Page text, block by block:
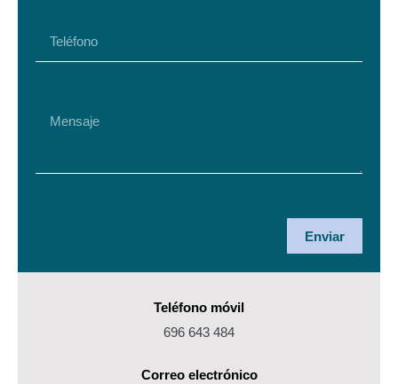
Enviar
Teléfono móvil
696 643 484
Correo electrónico